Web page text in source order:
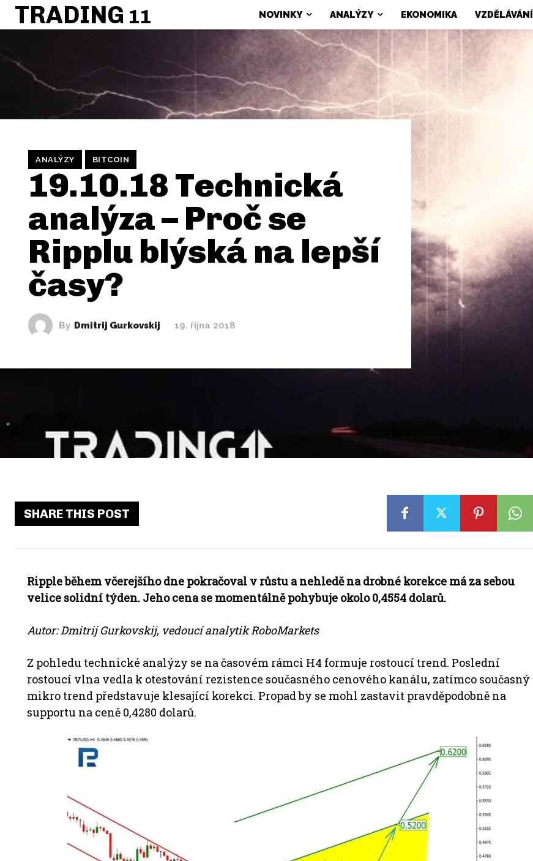
TRADING 11 NOVINKY ANALÝZY EKONOMIKA VZDĚLÁVÁNÍ
ANALÝZY BITCOIN
19.10.18 Technická
analýza – Proč se
Ripplu blýská na lepší
časy?
By Dmitrij Gurkovskij 19. října 2018
SHARE THIS POST
Ripple během včerejšího dne pokračoval v růstu a nehledě na drobné korekce má za sebou
velice solidní týden. Jeho cena se momentálně pohybuje okolo 0,4554 dolarů.
Autor: Dmitrij Gurkovskij, vedoucí analytik RoboMarkets
Z pohledu technické analýzy se na časovém rámci H4 formuje rostoucí trend. Poslední
rostoucí vlna vedla k otestování rezistence současného cenového kanálu, zatímco současný
mikro trend představuje klesající korekci. Propad by se mohl zastavit pravděpodobně na
supportu na ceně 0,4280 dolarů.